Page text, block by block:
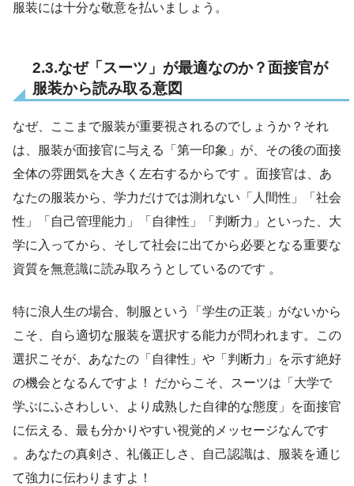
服装には十分な敬意を払いましょう。
2.3.なぜ「スーツ」が最適なのか？面接官が
服装から読み取る意図
なぜ、ここまで服装が重要視されるのでしょうか？それ
は、服装が面接官に与える「第一印象」が、その後の面接
全体の雰囲気を大きく左右するからです 。面接官は、あ
なたの服装から、学力だけでは測れない「人間性」「社会
性」「自己管理能力」「自律性」「判断力」といった、大
学に入ってから、そして社会に出てから必要となる重要な
資質を無意識に読み取ろうとしているのです 。
特に浪人生の場合、制服という「学生の正装」がないから
こそ、自ら適切な服装を選択する能力が問われます。この
選択こそが、あなたの「自律性」や「判断力」を示す絶好
の機会となるんですよ！ だからこそ、スーツは「大学で
学ぶにふさわしい、より成熟した自律的な態度」を面接官
に伝える、最も分かりやすい視覚的メッセージなんです
。あなたの真剣さ、礼儀正しさ、自己認識は、服装を通じ
て強力に伝わりますよ！